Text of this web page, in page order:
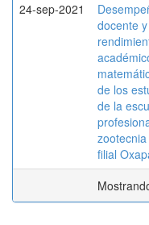
24-sep-2021
docente y
de los
de la
filial